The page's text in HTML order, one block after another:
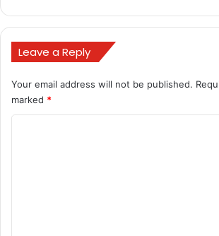
BULAND HINDUSTAN
Leave a Reply
Your email address will not be published.
marked *